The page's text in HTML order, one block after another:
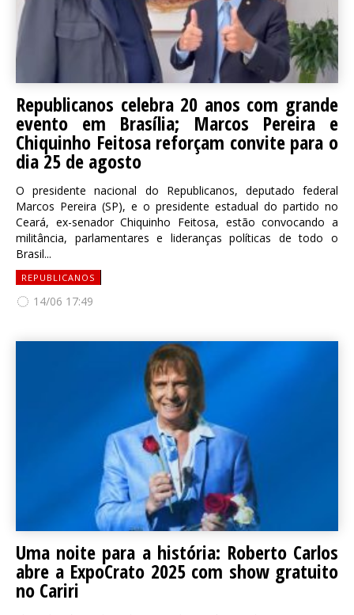
Republicanos celebra 20 anos com grande
evento em Brasília; Marcos Pereira e
Chiquinho Feitosa reforçam convite para o
dia 25 de agosto
O presidente nacional do Republicanos, deputado federal
Marcos Pereira (SP), e o presidente estadual do partido no
Ceará, ex-senador Chiquinho Feitosa, estão convocando a
militância, parlamentares e lideranças políticas de todo o
Brasil...
REPUBLICANOS
14/06 17:49
Uma noite para a história: Roberto Carlos
abre a ExpoCrato 2025 com show gratuito
no Cariri